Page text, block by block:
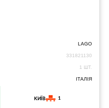
LAGO
331821130
1 ШТ.
ІТАЛІЯ
КИЇВ 1